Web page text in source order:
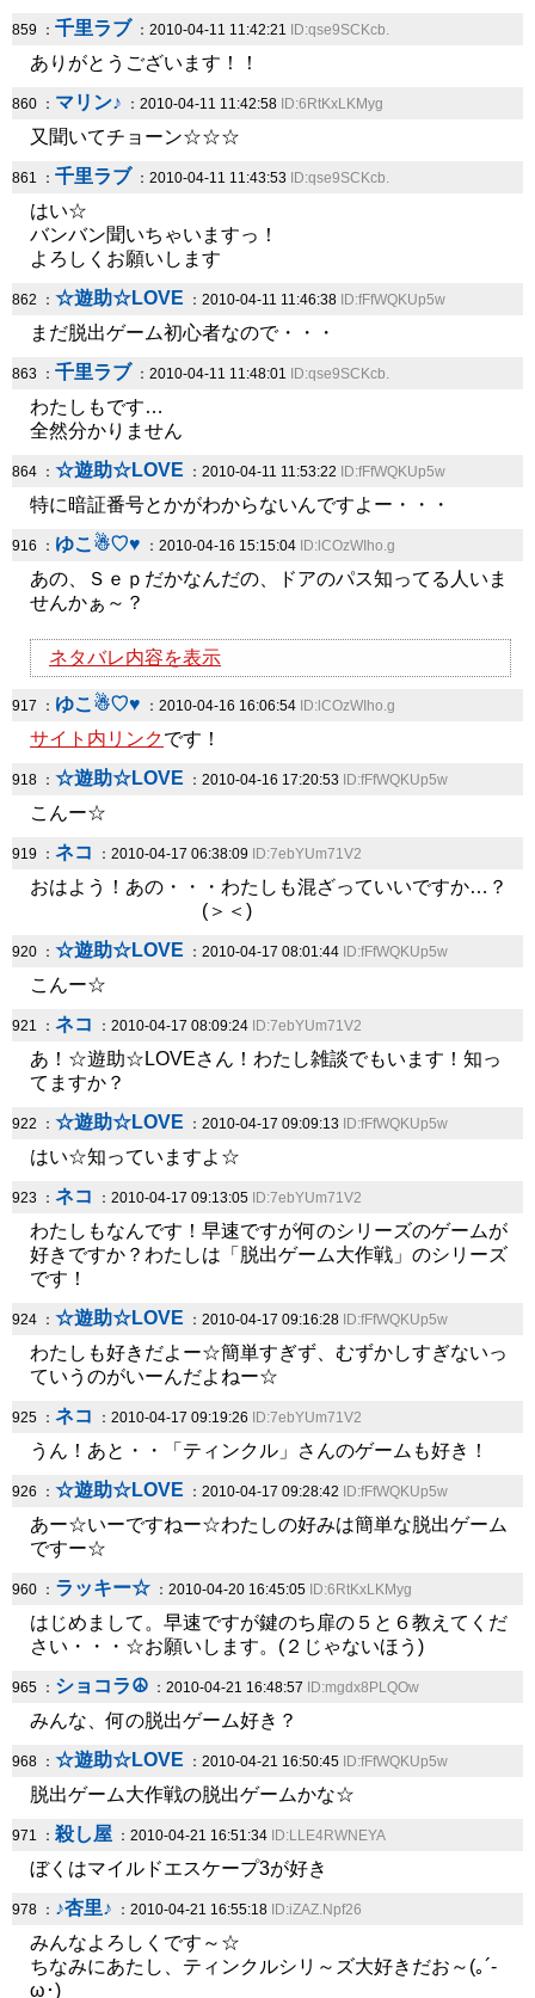
859 ： 千里ラブ ：2010-04-11 11:42:21 ID:qse9SCKcb.
ありがとうございます！！
860 ： マリン♪ ：2010-04-11 11:42:58 ID:6RtKxLKMyg
又聞いてチョーン☆☆☆
861 ： 千里ラブ ：2010-04-11 11:43:53 ID:qse9SCKcb.
はい☆
バンバン聞いちゃいますっ！
よろしくお願いします
862 ： ☆遊助☆LOVE ：2010-04-11 11:46:38 ID:fFfWQKUp5w
まだ脱出ゲーム初心者なので・・・
863 ： 千里ラブ ：2010-04-11 11:48:01 ID:qse9SCKcb.
わたしもです…
全然分かりません
864 ： ☆遊助☆LOVE ：2010-04-11 11:53:22 ID:fFfWQKUp5w
特に暗証番号とかがわからないんですよー・・・
916 ： ゆこ☃♡♥ ：2010-04-16 15:15:04 ID:lCOzWIho.g
あの、Ｓｅｐだかなんだの、ドアのパス知ってる人いま
せんかぁ～？
ネタバレ内容を表示
917 ： ゆこ☃♡♥ ：2010-04-16 16:06:54 ID:lCOzWIho.g
サイト内リンクです！
918 ： ☆遊助☆LOVE ：2010-04-16 17:20:53 ID:fFfWQKUp5w
こんー☆
919 ： ネコ ：2010-04-17 06:38:09 ID:7ebYUm71V2
おはよう！あの・・・わたしも混ざっていいですか…？
(＞＜)
920 ： ☆遊助☆LOVE ：2010-04-17 08:01:44 ID:fFfWQKUp5w
こんー☆
921 ： ネコ ：2010-04-17 08:09:24 ID:7ebYUm71V2
あ！☆遊助☆LOVEさん！わたし雑談でもいます！知っ
てますか？
922 ： ☆遊助☆LOVE ：2010-04-17 09:09:13 ID:fFfWQKUp5w
はい☆知っていますよ☆
923 ： ネコ ：2010-04-17 09:13:05 ID:7ebYUm71V2
わたしもなんです！早速ですが何のシリーズのゲームが
好きですか？わたしは「脱出ゲーム大作戦」のシリーズ
です！
924 ： ☆遊助☆LOVE ：2010-04-17 09:16:28 ID:fFfWQKUp5w
わたしも好きだよー☆簡単すぎず、むずかしすぎないっ
ていうのがいーんだよねー☆
925 ： ネコ ：2010-04-17 09:19:26 ID:7ebYUm71V2
うん！あと・・「ティンクル」さんのゲームも好き！
926 ： ☆遊助☆LOVE ：2010-04-17 09:28:42 ID:fFfWQKUp5w
あー☆いーですねー☆わたしの好みは簡単な脱出ゲーム
ですー☆
960 ： ラッキー☆ ：2010-04-20 16:45:05 ID:6RtKxLKMyg
はじめまして。早速ですが鍵のち扉の５と６教えてくだ
さい・・・☆お願いします。(２じゃないほう)
965 ： ショコラ☮ ：2010-04-21 16:48:57 ID:mgdx8PLQOw
みんな、何の脱出ゲーム好き？
968 ： ☆遊助☆LOVE ：2010-04-21 16:50:45 ID:fFfWQKUp5w
脱出ゲーム大作戦の脱出ゲームかな☆
971 ： 殺し屋 ：2010-04-21 16:51:34 ID:LLE4RWNEYA
ぼくはマイルドエスケープ3が好き
978 ： ♪杏里♪ ：2010-04-21 16:55:18 ID:iZAZ.Npf26
みんなよろしくです～☆
ちなみにあたし、ティンクルシリ～ズ大好きだお～(｡´-
ω･)